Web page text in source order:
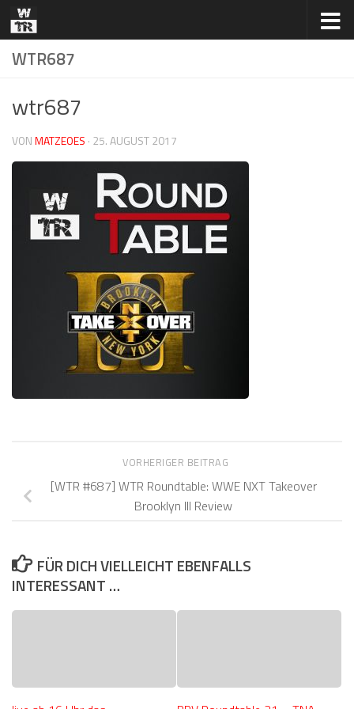
Zum Inhalt springen
WTR687
wtr687
VONMATZEOES · 25. AUGUST 2017
VORHERIGER BEITRAG
[WTR #687] WTR Roundtable: WWE NXT Takeover
Brooklyn III Review
FÜR DICH VIELLEICHT EBENFALLS
INTERESSANT …